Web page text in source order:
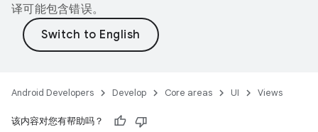
译可能包含错误。
Android Developers Develop Core areas UI Views
该内容对您有帮助吗？